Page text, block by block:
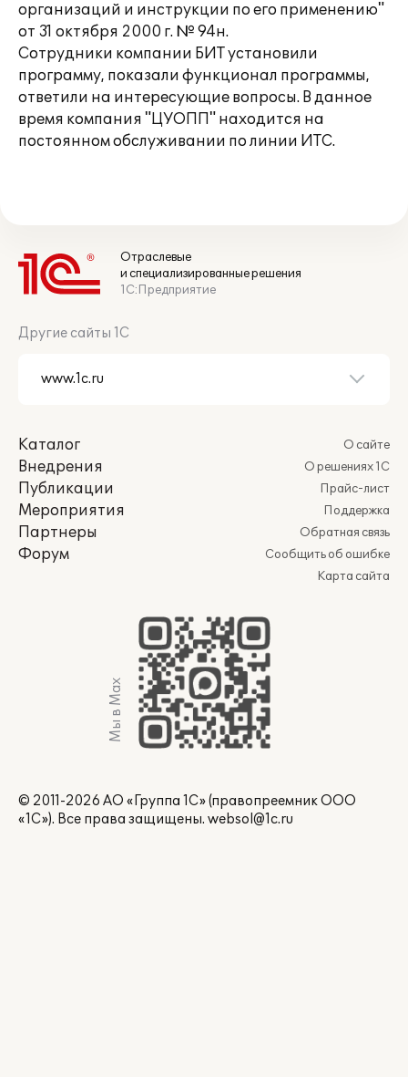
организаций и инструкции по его применению"
от 31 октября 2000 г. № 94н.
Сотрудники компании БИТ установили
программу, показали функционал программы,
ответили на интересующие вопросы. В данное
время компания "ЦУОПП" находится на
постоянном обслуживании по линии ИТС.
Отраслевые
и специализированные решения
1С:Предприятие
Другие сайты 1С
Каталог
Внедрения
Публикации
Мероприятия
Партнеры
Форум
О сайте
О решениях 1С
Прайс-лист
Поддержка
Обратная связь
Сообщить об ошибке
Карта сайта
Мы в Max
© 2011-2026 АО «Группа 1С» (правопреемник ООО
«1С»). Все права защищены. websol@1c.ru